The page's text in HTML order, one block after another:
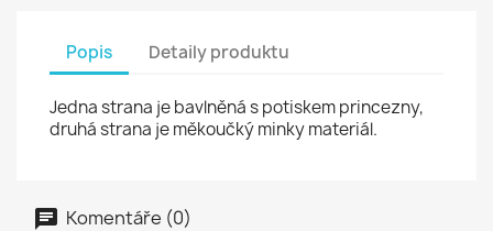
Popis Detaily produktu
Jedna strana je bavlněná s potiskem princezny,
druhá strana je měkoučký minky materiál.
Komentáře (0)